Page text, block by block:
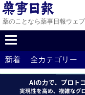
薬のことなら薬事日報ウェ
新着 全カテゴリー